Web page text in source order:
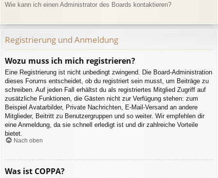
Wie kann ich einen Administrator des Boards kontaktieren?
Registrierung und Anmeldung
Wozu muss ich mich registrieren?
Eine Registrierung ist nicht unbedingt zwingend. Die Board-Administration
dieses Forums entscheidet, ob du registriert sein musst, um Beiträge zu
schreiben. Auf jeden Fall erhältst du als registriertes Mitglied Zugriff auf
zusätzliche Funktionen, die Gästen nicht zur Verfügung stehen: zum
Beispiel Avatarbilder, Private Nachrichten, E-Mail-Versand an andere
Mitglieder, Beitritt zu Benutzergruppen und so weiter. Wir empfehlen dir
eine Anmeldung, da sie schnell erledigt ist und dir zahlreiche Vorteile
bietet.
Nach oben
Was ist COPPA?